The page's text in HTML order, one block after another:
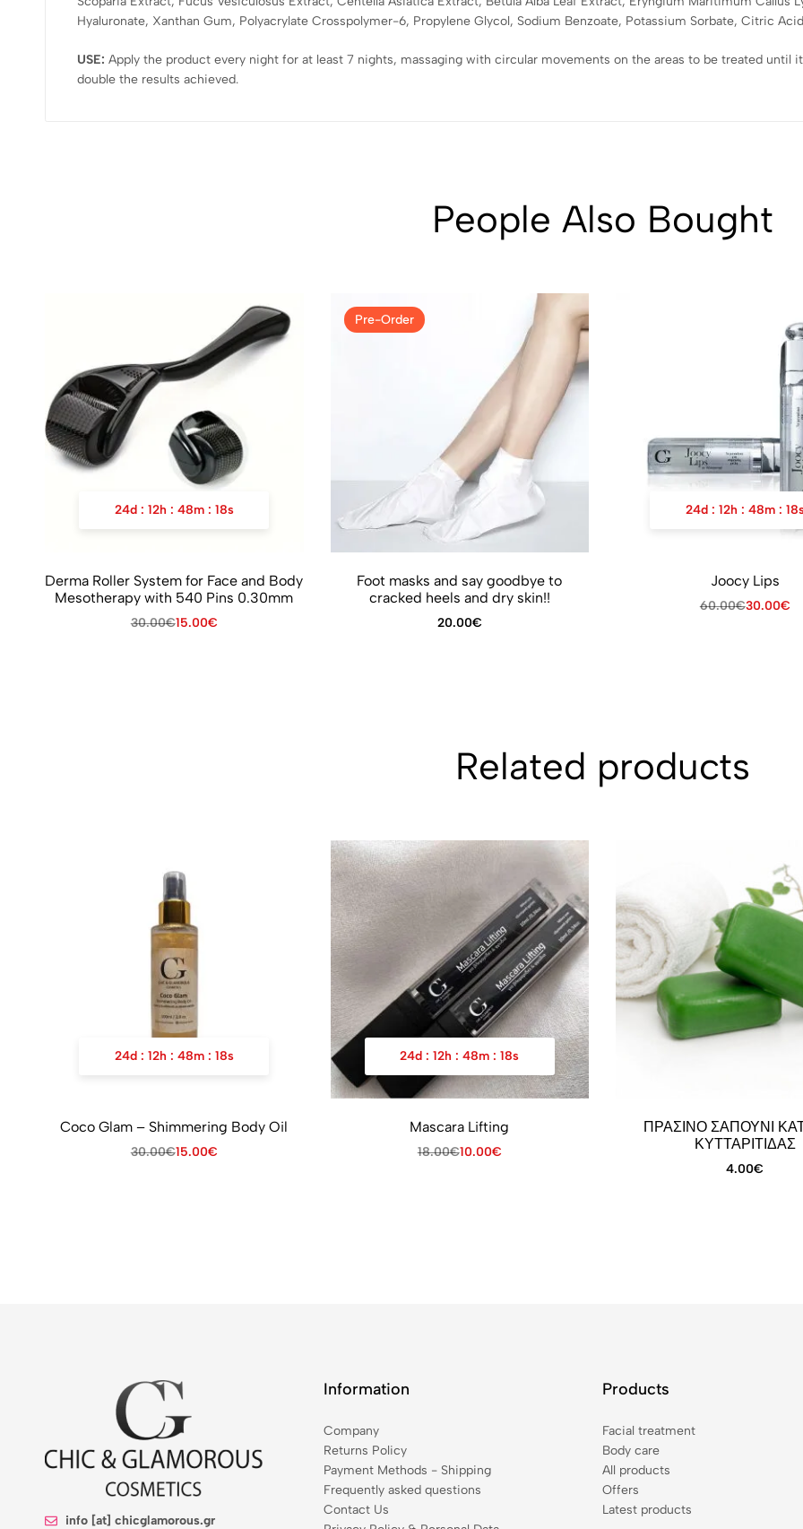
Hyaluronate, Xanthan Gum, Polyacrylate Crosspolymer-6, Propylene Glycol, Sodium Benzoate, Potassium Sorbate, Citric
USE: Apply the product every night for at least 7 nights, massaging with circular movements on the areas to be treated until
double the results achieved.
People Also Bought
24d : 12h : 48m : 18s
Derma Roller System for Face and Body
Mesotherapy with 540 Pins 0.30mm
30.00€15.00€
Pre-Order
Foot masks and say goodbye to
cracked heels and dry skin!!
20.00€
24d : 12h : 48m : 18
Joocy Lips
60.00€30.00€
Related products
24d : 12h : 48m : 18s
Coco Glam – Shimmering Body Oil
30.00€15.00€
24d : 12h : 48m : 18s
Mascara Lifting
18.00€10.00€
ΠΡΑΣΙΝΟ ΣΑΠΟΥΝΙ
ΚΥΤΤΑΡΙΤΙΔΑΣ
4.00€
info [at] chicglamorous.gr
Information
Company
Returns Policy
Payment Methods - Shipping
Frequently asked questions
Contact Us
Products
Facial treatment
Body care
All products
Offers
Latest products